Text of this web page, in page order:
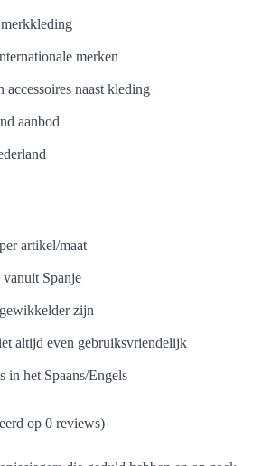
merken
accessoires naast kleding
aanbod
artikel/maat
Spanje
zijn
altijd even gebruiksvriendelijk
in het Spaans/Engels
op 0 reviews)